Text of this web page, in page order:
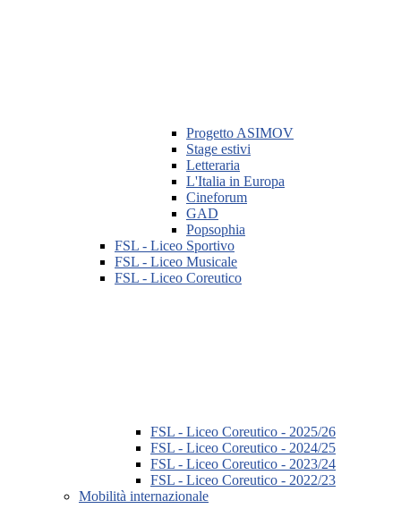
Progetto ASIMOV
Stage estivi
Letteraria
L'Italia in Europa
Cineforum
GAD
Popsophia
FSL - Liceo Sportivo
FSL - Liceo Musicale
FSL - Liceo Coreutico
FSL - Liceo Coreutico - 2025/26
FSL - Liceo Coreutico - 2024/25
FSL - Liceo Coreutico - 2023/24
FSL - Liceo Coreutico - 2022/23
Mobilità internazionale